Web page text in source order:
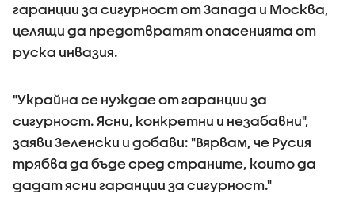
гаранции за сигурност от Запада и Москва,
целящи да предотвратят опасенията от
руска инвазия.
"Украйна се нуждае от гаранции за
сигурност. Ясни, конкретни и незабавни",
заяви Зеленски и добави: "Вярвам, че Русия
трябва да бъде сред страните, които да
дадат ясни гаранции за сигурност."